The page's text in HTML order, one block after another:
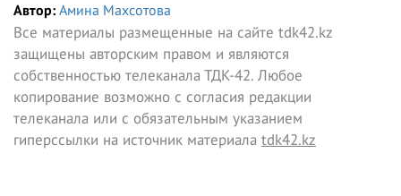
Автор: Амина Махсотова
Все материалы размещенные на сайте tdk42.kz
защищены авторским правом и являются
собственностью телеканала ТДК-42. Любое
копирование возможно с согласия редакции
телеканала или с обязательным указанием
гиперссылки на источник материала tdk42.kz